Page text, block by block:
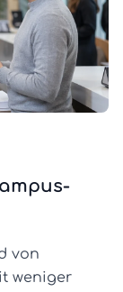
von
weniger